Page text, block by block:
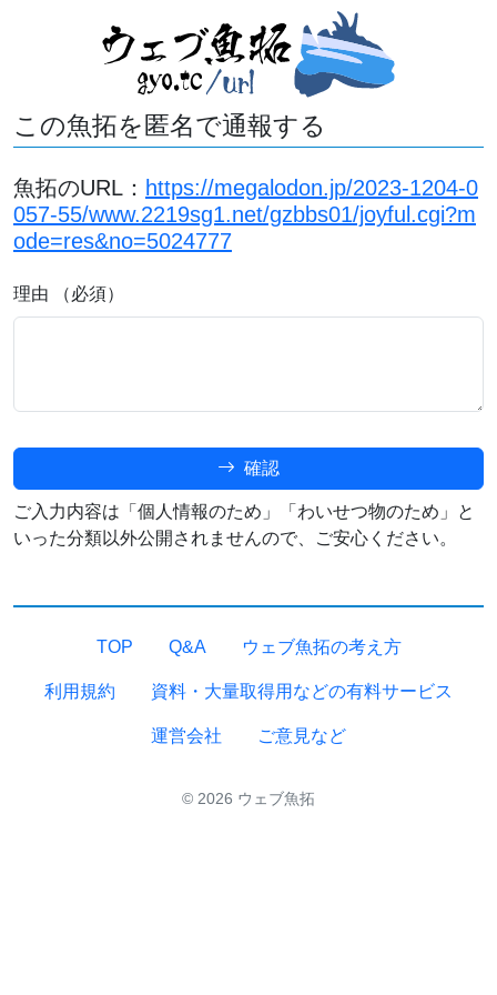
この魚拓を匿名で通報する
魚拓のURL： https://megalodon.jp/2023-1204-0
057-55/www.2219sg1.net/gzbbs01/joyful.cgi?m
ode=res&no=5024777
理由 （必須）
確認
ご入力内容は「個人情報のため」「わいせつ物のため」と
いった分類以外公開されませんので、ご安心ください。
TOP Q&A ウェブ魚拓の考え方
利用規約 資料・大量取得用などの有料サービス
運営会社 ご意見など
© 2026 ウェブ魚拓